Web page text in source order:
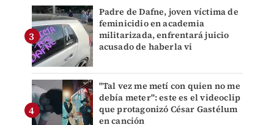
Padre de Dafne, joven víctima de
feminicidio en academia
militarizada, enfrentará juicio
acusado de haberla vi
"Tal vez me metí con quien no me
debía meter": este es el videoclip
que protagonizó César Gastélum
en canción